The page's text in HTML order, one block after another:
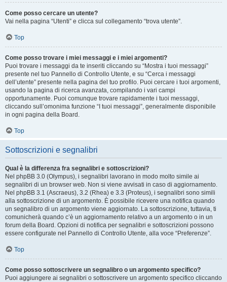
Come posso cercare un utente?
Vai nella pagina “Utenti” e clicca sul collegamento “trova utente”.
Top
Come posso trovare i miei messaggi e i miei argomenti?
Puoi trovare i messaggi da te inseriti cliccando su “Mostra i tuoi messaggi”
presente nel tuo Pannello di Controllo Utente, e su “Cerca i messaggi
dell’utente” presente nella pagina del tuo profilo. Puoi cercare i tuoi argomenti,
usando la pagina di ricerca avanzata, compilando i vari campi
opportunamente. Puoi comunque trovare rapidamente i tuoi messaggi,
cliccando sull’omonima funzione “I tuoi messaggi”, generalmente disponibile
in ogni pagina della Board.
Top
Sottoscrizioni e segnalibri
Qual è la differenza fra segnalibri e sottoscrizioni?
Nel phpBB 3.0 (Olympus), i segnalibri lavorano in modo molto simile ai
segnalibri di un browser web. Non si viene avvisati in caso di aggiornamento.
Nel phpBB 3.1 (Ascraeus), 3.2 (Rhea) e 3.3 (Proteus), i segnalibri sono simili
alla sottoscrizione di un argomento. È possibile ricevere una notifica quando
un segnalibro di un argomento viene aggiornato. La sottoscrizione, tuttavia, ti
comunicherà quando c’è un aggiornamento relativo a un argomento o in un
forum della Board. Opzioni di notifica per segnalibri e sottoscrizioni possono
essere configurate nel Pannello di Controllo Utente, alla voce “Preferenze”.
Top
Come posso sottoscrivere un segnalibro o un argomento specifico?
Puoi aggiungere ai segnalibri o sottoscrivere un argomento specifico cliccando